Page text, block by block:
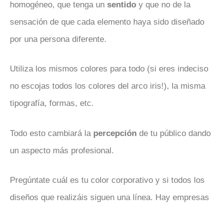
homogéneo, que tenga un sentido y que no de la
sensación de que cada elemento haya sido diseñado
por una persona diferente.
Utiliza los mismos colores para todo (si eres indeciso
no escojas todos los colores del arco iris!), la misma
tipografía, formas, etc.
Todo esto cambiará la percepción de tu público dando
un aspecto más profesional.
Pregúntate cuál es tu color corporativo y si todos los
diseños que realizáis siguen una línea. Hay empresas